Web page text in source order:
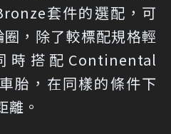
套件的選配，可
，除了較標配規格輕
搭配Continental
胎，在同樣的條件下
離。